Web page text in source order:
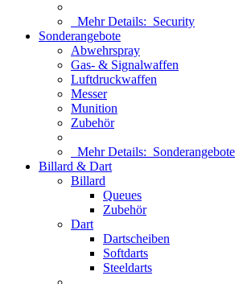
Mehr Details: Security
Sonderangebote
Abwehrspray
Gas- & Signalwaffen
Luftdruckwaffen
Messer
Munition
Zubehör
Mehr Details: Sonderangebote
Billard & Dart
Billard
Queues
Zubehör
Dart
Dartscheiben
Softdarts
Steeldarts